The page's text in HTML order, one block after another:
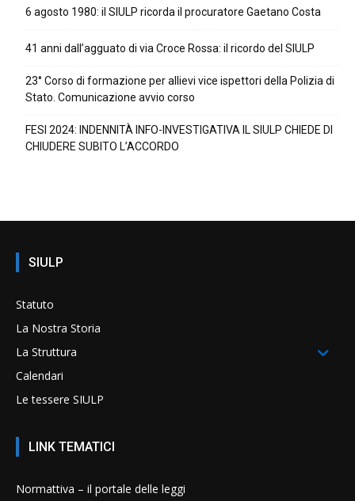
6 agosto 1980: il SIULP ricorda il procuratore Gaetano Costa
41 anni dall’agguato di via Croce Rossa: il ricordo del SIULP
23° Corso di formazione per allievi vice ispettori della Polizia di
Stato. Comunicazione avvio corso
FESI 2024: INDENNITÀ INFO-INVESTIGATIVA IL SIULP CHIEDE DI
CHIUDERE SUBITO L’ACCORDO
SIULP
Statuto
La Nostra Storia
La Struttura
Calendari
Le tessere SIULP
LINK TEMATICI
Normattiva – il portale delle leggi